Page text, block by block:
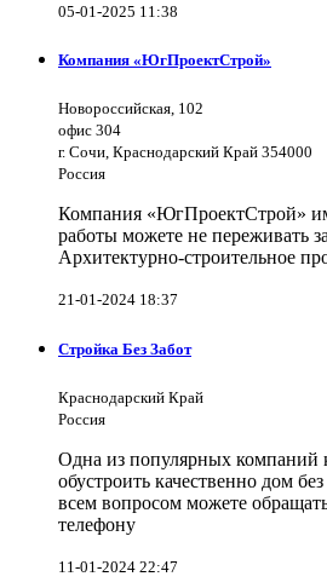
05-01-2025 11:38
Компания «ЮгПроектСтрой»
Новороссийская, 102
офис 304
г. Сочи, Краснодарский Край 354000
Россия
Компания «ЮгПроектСтрой»
работы можете не переживать
Архитектурно-строительное
21-01-2024 18:37
Стройка Без Забот
Краснодарский Край
Россия
Одна из популярных компаний
обустроить качественно дом
всем вопросом можете
телефону
11-01-2024 22:47